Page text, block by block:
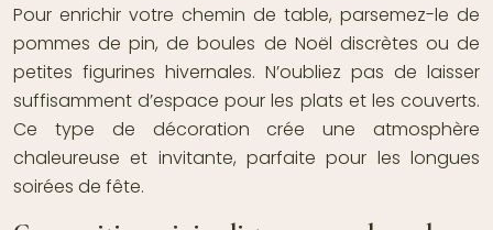
Pour enrichir votre chemin de table, parsemez-le de
pommes de pin, de boules de Noël discrètes ou de
petites figurines hivernales. N’oubliez pas de laisser
suffisamment d’espace pour les plats et les couverts.
Ce type de décoration crée une atmosphère
chaleureuse et invitante, parfaite pour les longues
soirées de fête.